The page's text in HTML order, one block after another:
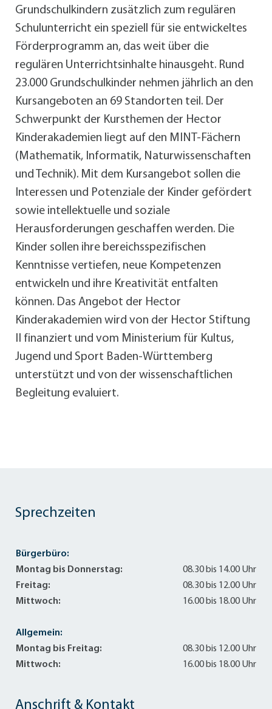
Grundschulkindern zusätzlich zum regulären
Schulunterricht ein speziell für sie entwickeltes
Förderprogramm an, das weit über die
regulären Unterrichtsinhalte hinausgeht. Rund
23.000 Grundschulkinder nehmen jährlich an den
Kursangeboten an 69 Standorten teil. Der
Schwerpunkt der Kursthemen der Hector
Kinderakademien liegt auf den MINT-Fächern
(Mathematik, Informatik, Naturwissenschaften
und Technik). Mit dem Kursangebot sollen die
Interessen und Potenziale der Kinder gefördert
sowie intellektuelle und soziale
Herausforderungen geschaffen werden. Die
Kinder sollen ihre bereichsspezifischen
Kenntnisse vertiefen, neue Kompetenzen
entwickeln und ihre Kreativität entfalten
können. Das Angebot der Hector
Kinderakademien wird von der Hector Stiftung
II finanziert und vom Ministerium für Kultus,
Jugend und Sport Baden-Württemberg
unterstützt und von der wissenschaftlichen
Begleitung evaluiert.
Anschrift & Kontakt
Sprechzeiten
Bürgerbüro:
Montag bis Donnerstag:
08.30 bis 14.00 Uhr
Freitag:
08.30 bis 12.00 Uhr
Mittwoch:
16.00 bis 18.00 Uhr
Allgemein:
Montag bis Freitag:
08.30 bis 12.00 Uhr
Mittwoch:
16.00 bis 18.00 Uhr